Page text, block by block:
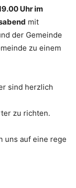
Uhr im
mit
der Gemeinde
zu einem
sind herzlich
zu richten.
uns auf eine rege